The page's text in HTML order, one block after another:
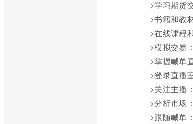
>学习期货
>书籍和教
>在线课程
>模拟交易
>掌握喊单
>登录直播
>关注主播
>分析市场
>跟随喊单